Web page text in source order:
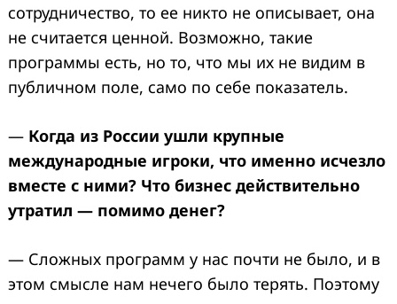
сотрудничество, то ее никто не описывает, она
не считается ценной. Возможно, такие
программы есть, но то, что мы их не видим в
публичном поле, само по себе показатель.
— Когда из России ушли крупные
международные игроки, что именно исчезло
вместе с ними? Что бизнес действительно
утратил — помимо денег?
— Сложных программ у нас почти не было, и в
этом смысле нам нечего было терять. Поэтому